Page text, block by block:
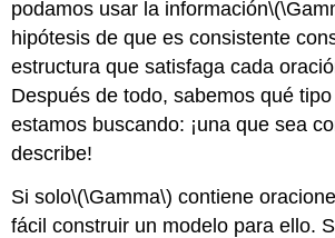
podamos usar la información
hipótesis de que es consistente
estructura que satisfaga cada
Después de todo, sabemos qué
estamos buscando: ¡una que sea
describe!
Si solo\(\Gamma\) contiene
fácil construir un modelo para ello.